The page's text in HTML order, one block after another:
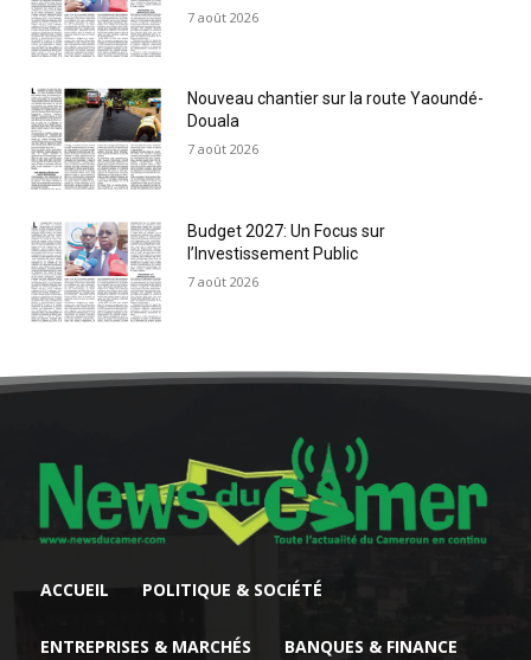
7 août 2026
Nouveau chantier sur la route Yaoundé-
Douala
7 août 2026
Budget 2027: Un Focus sur
l’Investissement Public
7 août 2026
ACCUEIL POLITIQUE & SOCIÉTÉ
ENTREPRISES & MARCHÉS BANQUES & FINANCE